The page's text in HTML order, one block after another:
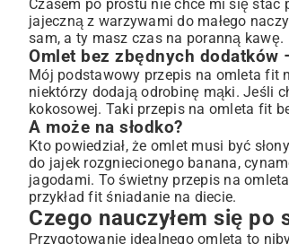
Czasem po prostu nie chce mi się
jajeczną z warzywami do małego
sam, a ty masz czas na poranną kawę.
Omlet bez zbędnych dodatków
Mój podstawowy przepis na omleta fit
niektórzy dodają odrobinę mąki. Jeśli
kokosowej. Taki przepis na omleta fit
A może na słodko?
Kto powiedział, że omlet musi być
do jajek rozgniecionego banana,
jagodami. To świetny przepis na
przykładfit śniadanie na diecie.
Czego nauczyłem się
Przygotowanie idealnego omleta to